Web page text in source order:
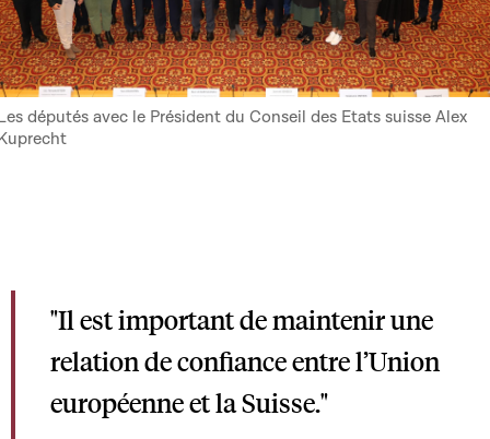
députés avec le Président du Conseil des Etats suisse Alex
"Il est important de maintenir une
relation de confiance entre l’Union
européenne et la Suisse."